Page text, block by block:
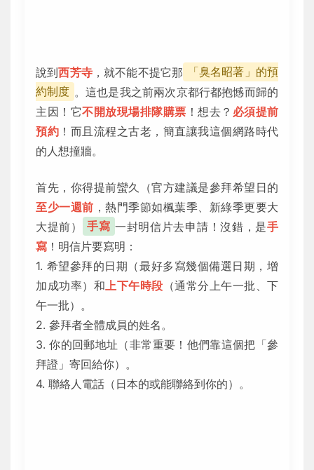
說到西芳寺，就不能不提它那
「臭名昭著」的預
約制度 。這也是我之前兩次京都行都抱憾而歸的
主因！它不開放現場排隊購票 ！想去？ 必須提前
預約 ！而且流程之古老，簡直讓我這個網路時代
的人想撞牆。
首先，你得提前蠻久（官方建議是參拜希望日的
至少一週前 ，熱門季節如楓葉季、新綠季更要大
大提前）
手寫 一封明信片去申請！沒錯，是手
寫 ！明信片要寫明：
1. 希望參拜的日期（最好多寫幾個備選日期，增
加成功率）和 上下午時段 （通常分上午一批、下
午一批）。
2. 參拜者全體成員的姓名。
3. 你的回郵地址（非常重要！他們靠這個把「參
拜證」寄回給你）。
4. 聯絡人電話（日本的或能聯絡到你的）。